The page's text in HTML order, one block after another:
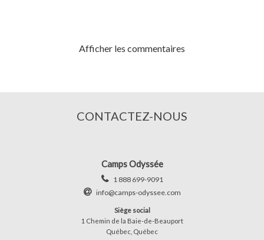
Afficher les commentaires
CONTACTEZ-NOUS
Camps Odyssée
1 888 699-9091
info@camps-odyssee.com
Siège social
1 Chemin de la Baie-de-Beauport
Québec, Québec